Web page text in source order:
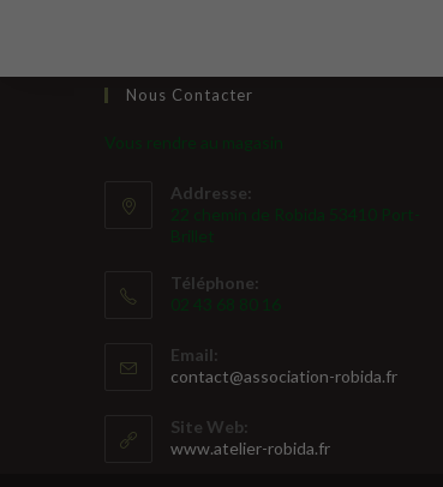
Nous Contacter
Vous rendre au magasin
Addresse:
22 chemin de Robida 53410 Port-
Brillet
Téléphone:
02 43 68 80 16
Email:
contact@association-robida.frS’ouvre
Site Web:
www.atelier-robida.fr